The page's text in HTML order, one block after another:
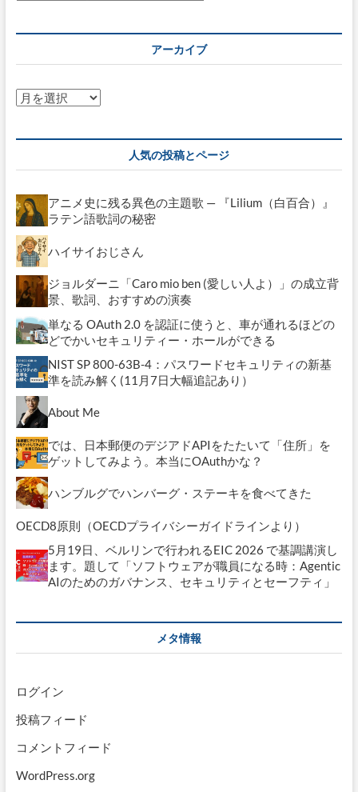
ー
アーカイブ
ア
ブ
人気の投稿とページ
アニメ史に残る異色の主題歌 — 『Lilium（白百合）』
ラテン語歌詞の秘密
ハイサイおじさん
ジョルダーニ「Caro mio ben (愛しい人よ）」の成立背
景、歌詞、おすすめの演奏
単なる OAuth 2.0 を認証に使うと、車が通れるほどの
どでかいセキュリティー・ホールができる
NIST SP 800-63B-4：パスワードセキュリティの新基
準を読み解く(11月7日大幅追記あり）
About Me
では、日本郵便のデジアドAPIをたたいて「住所」を
ゲットしてみよう。本当にOAuthかな？
ハンブルグでハンバーグ・ステーキを食べてきた
OECD8原則（OECDプライバシーガイドラインより）
5月19日、ベルリンで行われるEIC 2026 で基調講演し
ます。題して「ソフトウェアが職員になる時：Agentic
AIのためのガバナンス、セキュリティとセーフティ」
メタ情報
ログイン
投稿フィード
コメントフィード
WordPress.org